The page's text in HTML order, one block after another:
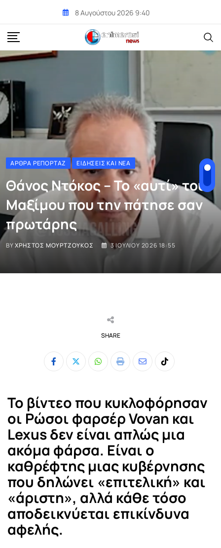
content
8 Αυγούστου 2026 9:40
ΆΡΘΡΑ ΡΕΠΟΡΤΆΖ ΕΙΔΉΣΕΙΣ ΚΑΙ ΝΈΑ
Θάνος Ντόκος – Το «αυτί» του
Μαξίμου που την πάτησε σαν
πρωτάρης
BYΧΡΉΣΤΟΣ ΜΟΥΡΤΖΟΎΚΟΣ 3 ΙΟΥΛΊΟΥ 2026 18:55
SHARE
Whatsapp
Print
Share
Email
Tiktok
Το βίντεο που κυκλοφόρησαν
οι Ρώσοι φαρσέρ Vovan και
Lexus δεν είναι απλώς μια
ακόμα φάρσα. Είναι ο
καθρέφτης μιας κυβέρνησης
που δηλώνει «επιτελική» και
«άριστη», αλλά κάθε τόσο
αποδεικνύεται επικίνδυνα
αφελής.